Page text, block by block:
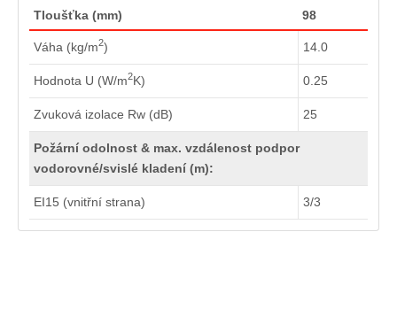
Tloušťka (mm) 98
Váha (kg/m2) 14.0
Hodnota U (W/m2K) 0.25
Zvuková izolace Rw (dB) 25
Požární odolnost & max. vzdálenost podpor
vodorovné/svislé kladení (m):
EI15 (vnitřní strana) 3/3